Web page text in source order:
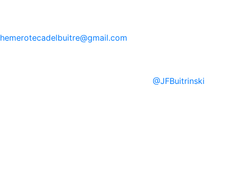
hemerotecadelbuitre@gmail.com
@JFBuitrinski